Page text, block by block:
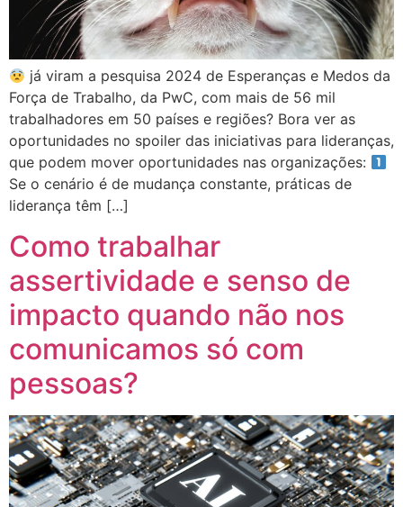
já viram a pesquisa 2024 de Esperanças e Medos da
Força de Trabalho, da PwC, com mais de 56 mil
trabalhadores em 50 países e regiões? Bora ver as
oportunidades no spoiler das iniciativas para lideranças,
que podem mover oportunidades nas organizações:
Se o cenário é de mudança constante, práticas de
liderança têm […]
Como trabalhar
assertividade e senso de
impacto quando não nos
comunicamos só com
pessoas?